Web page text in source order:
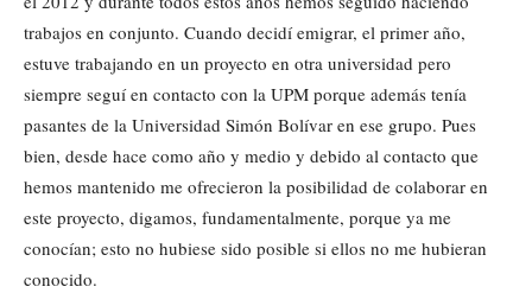
trabajos en conjunto. Cuando decidí emigrar, el primer año,
estuve trabajando en un proyecto en otra universidad pero
siempre seguí en contacto con la UPM porque además tenía
pasantes de la Universidad Simón Bolívar en ese grupo. Pues
bien, desde hace como año y medio y debido al contacto que
hemos mantenido me ofrecieron la posibilidad de colaborar en
este proyecto, digamos, fundamentalmente, porque ya me
conocían; esto no hubiese sido posible si ellos no me hubieran
conocido.